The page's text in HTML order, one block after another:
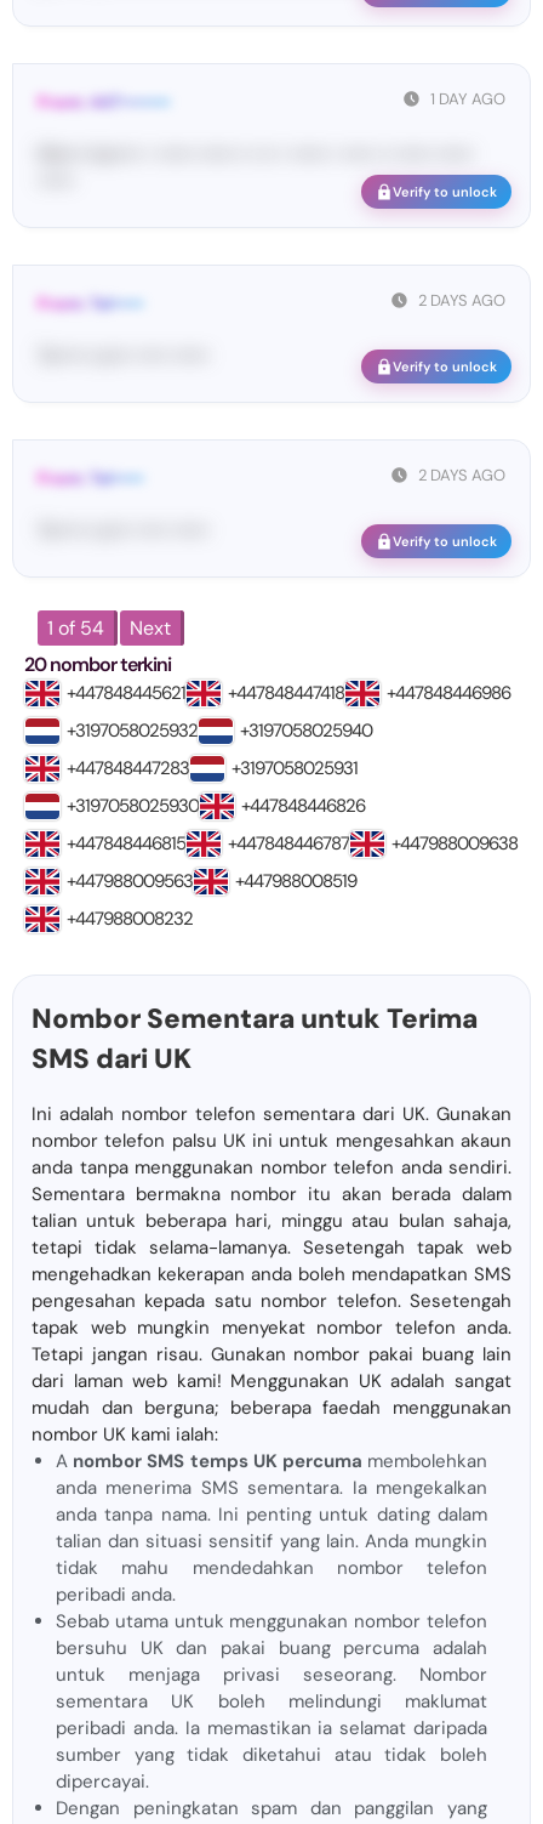
1 DAY AGO
From: 447••••••••
Verify to unlock
2 DAYS AGO
From: Tel•••••
Verify to unlock
2 DAYS AGO
From: Tel•••••
Verify to unlock
1 of 54
Next
20 nombor terkini
+447848445621 +447848447418
+447848446986
+3197058025932
+3197058025940
+447848447283
+3197058025931
+3197058025930
+447848446826
+447848446815
+447848446787
+447988009638
+447988009563
+447988008519
+447988008232
Nombor Sementara untuk Terima
SMS dari UK
Ini adalah nombor telefon sementara dari UK. Gunakan
nombor telefon palsu UK ini untuk mengesahkan akaun
anda tanpa menggunakan nombor telefon anda sendiri.
Sementara bermakna nombor itu akan berada dalam
talian untuk beberapa hari, minggu atau bulan sahaja,
tetapi tidak selama-lamanya. Sesetengah tapak web
mengehadkan kekerapan anda boleh mendapatkan SMS
pengesahan kepada satu nombor telefon. Sesetengah
tapak web mungkin menyekat nombor telefon anda.
Tetapi jangan risau. Gunakan nombor pakai buang lain
dari laman web kami! Menggunakan UK adalah sangat
mudah dan berguna; beberapa faedah menggunakan
nombor UK kami ialah:
A nombor SMS temps UK percuma membolehkan
anda menerima SMS sementara. Ia mengekalkan
anda tanpa nama. Ini penting untuk dating dalam
talian dan situasi sensitif yang lain. Anda mungkin
tidak mahu mendedahkan nombor telefon
peribadi anda.
Sebab utama untuk menggunakan nombor telefon
bersuhu UK dan pakai buang percuma adalah
untuk menjaga privasi seseorang. Nombor
sementara UK boleh melindungi maklumat
peribadi anda. Ia memastikan ia selamat daripada
sumber yang tidak diketahui atau tidak boleh
dipercayai.
Dengan peningkatan spam dan panggilan yang